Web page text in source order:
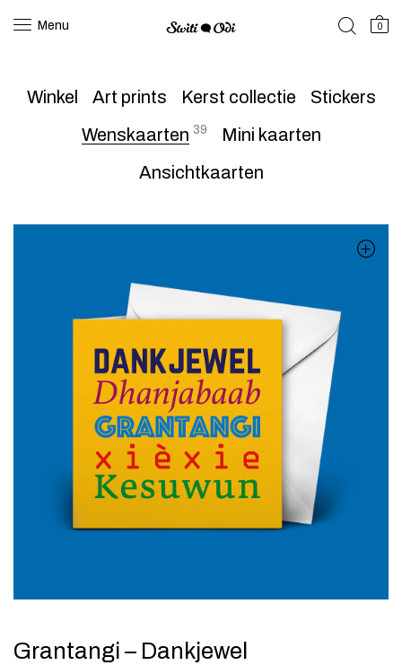
Menu 0
Winkel Art prints Kerst collectie
Stickers
Wenskaarten 39
Mini kaarten
Ansichtkaarten
Grantangi – Dankjewel